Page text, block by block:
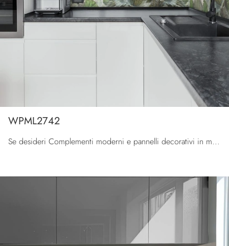
WPML2742
Se desideri Complementi moderni e pannelli decorativi in metallo ottieni informazioni sul modello WPML2742 della marca Pintdecor Wallpanel.